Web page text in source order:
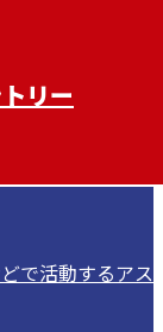
リー